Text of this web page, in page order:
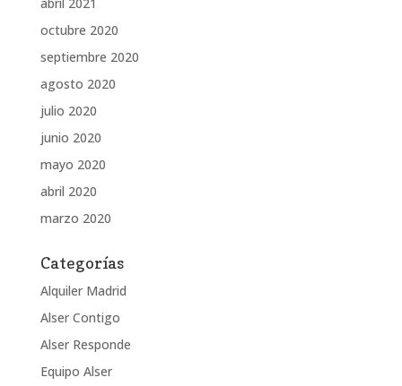
abril 2021
octubre 2020
septiembre 2020
agosto 2020
julio 2020
junio 2020
mayo 2020
abril 2020
marzo 2020
Categorías
Alquiler Madrid
Alser Contigo
Alser Responde
Equipo Alser